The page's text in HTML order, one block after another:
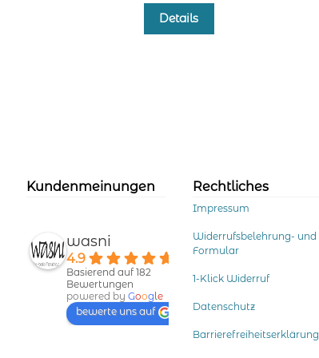
Details
der
Produktseite
gewählt
werden
Kundenmeinungen
wasni
4.9
Basierend auf 182
Bewertungen
powered byGoogle
bewerte uns auf
Rechtliches
Impressum
Widerrufsbelehrung- und
Formular
1-Klick Widerruf
Datenschutz
Barrierefreiheitserklärung